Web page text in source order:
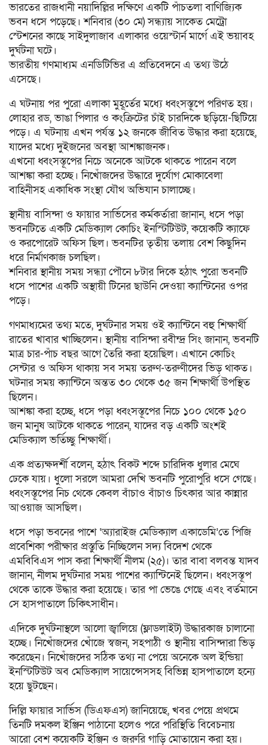
ভারতের রাজধানী নয়াদিল্লির দক্ষিণে একটি পাঁচতলা বাণিজ্যিক
ভবন ধসে পড়েছে। শনিবার (৩০ মে) সন্ধ্যায় সাকেত মেট্রো
স্টেশনের কাছে সাইদুলাজাব এলাকার ওয়েস্টার্ন মার্গে এই ভয়াবহ
দুর্ঘটনা ঘটে।
ভারতীয় গণমাধ্যম এনডিটিভির এ প্রতিবেদনে এ তথ্য উঠে
এসেছে।
এ ঘটনায় পর পুরো এলাকা মুহূর্তের মধ্যে ধ্বংসস্তূপে পরিণত হয়।
লোহার রড, ভাঙা পিলার ও কংক্রিটের চাঁই চারদিকে ছড়িয়ে-ছিটিয়ে
পড়ে। এ ঘটনায় এখন পর্যন্ত ১২ জনকে জীবিত উদ্ধার করা হয়েছে,
যাদের মধ্যে দুইজনের অবস্থা আশঙ্কাজনক।
এখনো ধ্বংসস্তূপের নিচে অনেকে আটকে থাকতে পারেন বলে
আশঙ্কা করা হচ্ছে। নিখোঁজদের উদ্ধারে দুর্যোগ মোকাবেলা
বাহিনীসহ একাধিক সংস্থা যৌথ অভিযান চালাচ্ছে।
স্থানীয় বাসিন্দা ও ফায়ার সার্ভিসের কর্মকর্তারা জানান, ধসে পড়া
ভবনটিতে একটি মেডিক্যাল কোচিং ইনস্টিটিউট, কয়েকটি ক্যাফে
ও করপোরেট অফিস ছিল। ভবনটির তৃতীয় তলায় বেশ কিছুদিন
ধরে নির্মাণকাজ চলছিল।
শনিবার স্থানীয় সময় সন্ধ্যা পৌনে ৮টার দিকে হঠাৎ পুরো ভবনটি
ধসে পাশের একটি অস্থায়ী টিনের ছাউনি দেওয়া ক্যান্টিনের ওপর
পড়ে।
গণমাধ্যমের তথ্য মতে, দুর্ঘটনার সময় ওই ক্যান্টিনে বহু শিক্ষার্থী
রাতের খাবার খাচ্ছিলেন। স্থানীয় বাসিন্দা রবীন্দ্র সিং জানান, ভবনটি
মাত্র চার-পাঁচ বছর আগে তৈরি করা হয়েছিল। এখানে কোচিং
সেন্টার ও অফিস থাকায় সব সময় তরুণ-তরুণীদের ভিড় থাকত।
ঘটনার সময় ক্যান্টিনে অন্তত ৩০ থেকে ৩৫ জন শিক্ষার্থী উপস্থিত
ছিলেন।
আশঙ্কা করা হচ্ছে, ধসে পড়া ধ্বংসস্তূপের নিচে ১০০ থেকে ১৫০
জন মানুষ আটকে থাকতে পারেন, যাদের বড় একটি অংশই
মেডিক্যাল ভর্তিচ্ছু শিক্ষার্থী।
এক প্রত্যক্ষদর্শী বলেন, হঠাৎ বিকট শব্দে চারিদিক ধুলার মেঘে
ঢেকে যায়। ধুলো সরলে আমরা দেখি ভবনটি পুরোপুরি ধসে গেছে।
ধ্বংসস্তূপের নিচ থেকে কেবল বাঁচাও বাঁচাও চিৎকার আর কান্নার
আওয়াজ আসছিল।
ধসে পড়া ভবনের পাশে ‘অ্যারাইজ মেডিক্যাল একাডেমি’তে পিজি
প্রবেশিকা পরীক্ষার প্রস্তুতি নিচ্ছিলেন সদ্য বিদেশ থেকে
এমবিবিএস পাস করা শিক্ষার্থী নীলম (২৫)। তার বাবা বলবন্ত যাদব
জানান, নীলম দুর্ঘটনার সময় পাশের ক্যান্টিনেই ছিলেন। ধ্বংসস্তূপ
থেকে তাকে উদ্ধার করা হয়েছে। তার পা ভেঙে গেছে এবং বর্তমানে
সে হাসপাতালে চিকিৎসাধীন।
এদিকে দুর্ঘটনাস্থলে আলো জ্বালিয়ে (ফ্লাডলাইট) উদ্ধারকাজ চালানো
হচ্ছে। নিখোঁজদের খোঁজে স্বজন, সহপাঠী ও স্থানীয় বাসিন্দারা ভিড়
করেছেন। নিখোঁজদের সঠিক তথ্য না পেয়ে অনেকে অল ইন্ডিয়া
ইনস্টিটিউট অব মেডিক্যাল সায়েন্সেসসহ বিভিন্ন হাসপাতালে হন্যে
হয়ে ছুটছেন।
দিল্লি ফায়ার সার্ভিস (ডিএফএস) জানিয়েছে, খবর পেয়ে প্রথমে
তিনটি দমকল ইঞ্জিন পাঠানো হলেও পরে পরিস্থিতি বিবেচনায়
আরো বেশ কয়েকটি ইঞ্জিন ও জরুরি গাড়ি মোতায়েন করা হয়।